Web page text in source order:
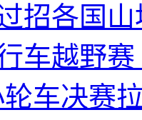
招各国
车越野
车决赛